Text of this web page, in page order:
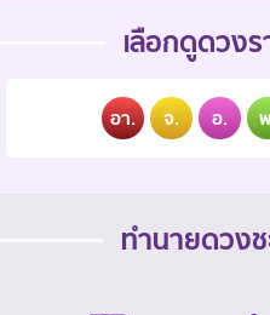
เลือกดูดวง
อา. จ. อ.
ทำนายดวง